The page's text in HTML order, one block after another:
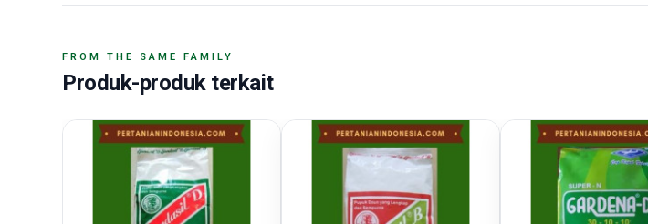
FROM THE SAME FAMILY
Produk-produk terkait